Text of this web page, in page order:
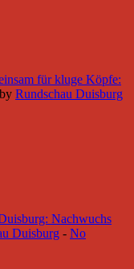
für kluge Köpfe:
by Rundschau Duisburg
Nachwuchs
Duisburg - No